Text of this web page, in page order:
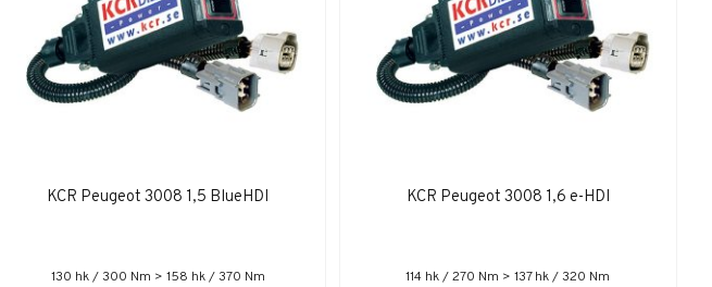
KCR Peugeot 3008 1,5 BlueHDI
130 hk / 300 Nm > 158 hk / 370 Nm
KCR Peugeot 3008 1,6 e-HDI
114 hk / 270 Nm > 137 hk / 320 Nm